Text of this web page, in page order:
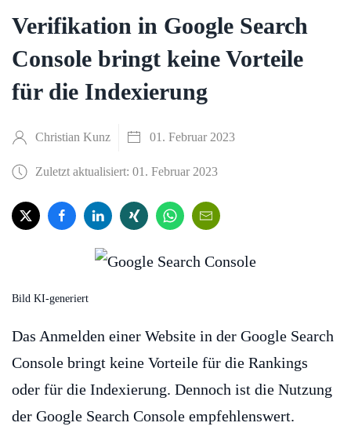
Verifikation in Google Search
Console bringt keine Vorteile
für die Indexierung
Christian Kunz 01. Februar 2023
Zuletzt aktualisiert: 01. Februar 2023
Bild KI-generiert
Das Anmelden einer Website in der Google Search
Console bringt keine Vorteile für die Rankings
oder für die Indexierung. Dennoch ist die Nutzung
der Google Search Console empfehlenswert.